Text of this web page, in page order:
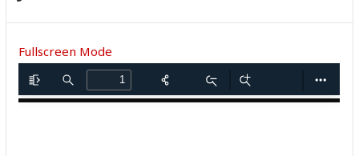
Fullscreen Mode